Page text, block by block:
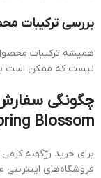
بررسی ترکیبات
همیشه ترکیبات
نیست که ممکن است
چگونگی
Blossom
فروشگاه‌های